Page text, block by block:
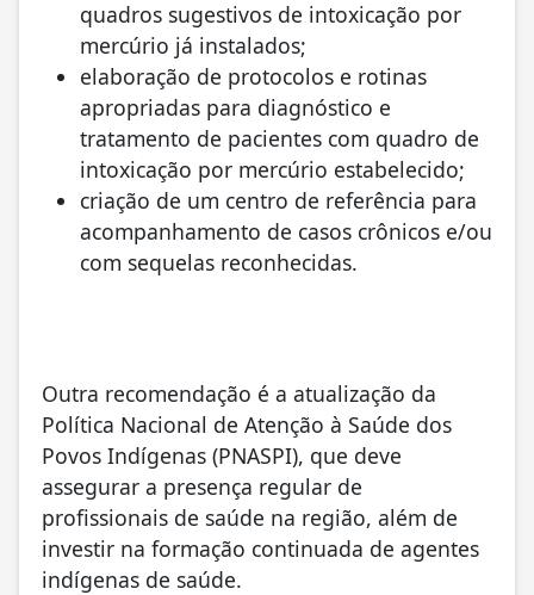
quadros sugestivos de intoxicação por
mercúrio já instalados;
elaboração de protocolos e rotinas
apropriadas para diagnóstico e
tratamento de pacientes com quadro de
intoxicação por mercúrio estabelecido;
criação de um centro de referência para
acompanhamento de casos crônicos e/ou
com sequelas reconhecidas.
Outra recomendação é a atualização da
Política Nacional de Atenção à Saúde dos
Povos Indígenas (PNASPI), que deve
assegurar a presença regular de
profissionais de saúde na região, além de
investir na formação continuada de agentes
indígenas de saúde.